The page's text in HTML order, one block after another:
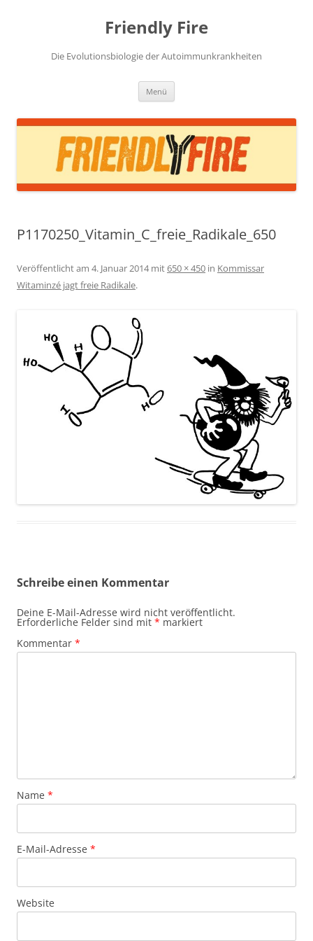
Friendly Fire
Die Evolutionsbiologie der Autoimmunkrankheiten
Menü
P1170250_Vitamin_C_freie_Radikale_650
Veröffentlicht am 4. Januar 2014mit650 × 450 in Kommissar
Witaminzé jagt freie Radikale.
Schreibe einen Kommentar
Deine E-Mail-Adresse wird nicht veröffentlicht.
Erforderliche Felder sind mit * markiert
Kommentar *
Name *
E-Mail-Adresse *
Website